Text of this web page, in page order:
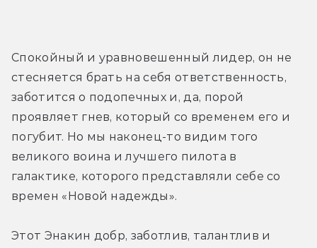
Спокойный и уравновешенный лидер, он не
стесняется брать на себя ответственность,
заботится о подопечных и, да, порой
проявляет гнев, который со временем его и
погубит. Но мы наконец-то видим того
великого воина и лучшего пилота в
галактике, которого представляли себе со
времен «Новой надежды».
Этот Энакин добр, заботлив, талантлив и